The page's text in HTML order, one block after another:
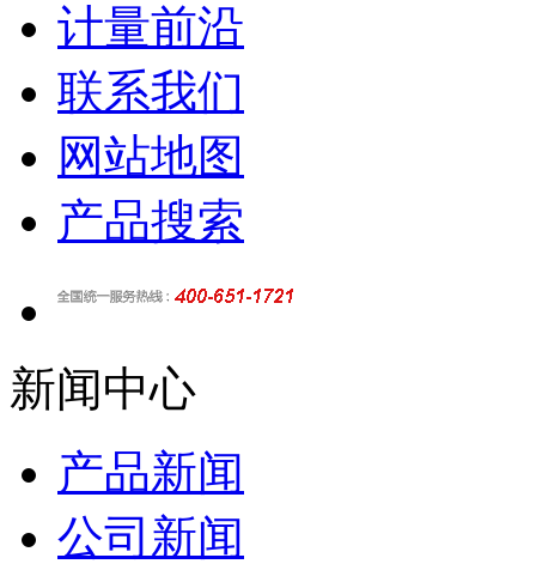
计量前沿
联系我们
网站地图
产品搜索
新闻中心
产品新闻
公司新闻